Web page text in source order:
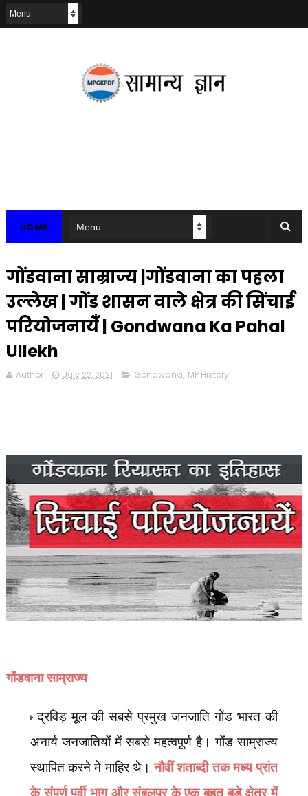
HOME
गोंडवाना साम्राज्य |गोंडवाना का पहला
उल्लेख | गोंड शासन वाले क्षेत्र की सिंचाई
परियोजनायेँ | Gondwana Ka Pahal
Ullekh
Author July 22, 2021 Gondwana, MP History
गोंडवानासाम्राज्य
द्रविड़ मूल की सबसे प्रमुख जनजाति गोंड भारत की
अनार्य जनजातियों में सबसे महत्वपूर्ण है। गोंड साम्राज्य
स्थापित करने में माहिर थे।नौवीं शताब्दी तक मध्य प्रांत
के संपूर्ण पूर्वी भाग और संबलपुर के एक बहुत बड़े क्षेत्र में